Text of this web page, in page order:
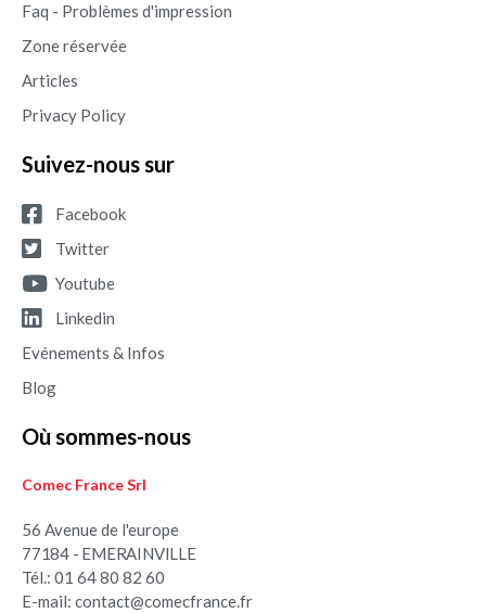
Faq - Problèmes d'impression
Zone réservée
Articles
Privacy Policy
Suivez-nous sur
Facebook
Twitter
Youtube
Linkedin
Evénements & Infos
Blog
Où sommes-nous
Comec France Srl
56 Avenue de l'europe
77184 - EMERAINVILLE
Tél.: 01 64 80 82 60
E-mail: contact@comecfrance.fr